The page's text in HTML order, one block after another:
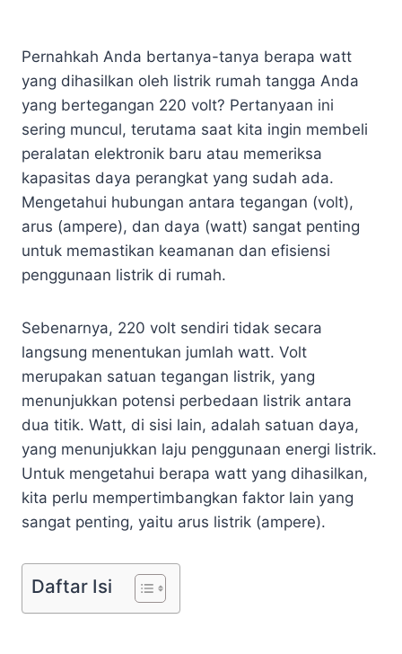
Pernahkah Anda bertanya-tanya berapa watt
yang dihasilkan oleh listrik rumah tangga Anda
yang bertegangan 220 volt? Pertanyaan ini
sering muncul, terutama saat kita ingin membeli
peralatan elektronik baru atau memeriksa
kapasitas daya perangkat yang sudah ada.
Mengetahui hubungan antara tegangan (volt),
arus (ampere), dan daya (watt) sangat penting
untuk memastikan keamanan dan efisiensi
penggunaan listrik di rumah.
Sebenarnya, 220 volt sendiri tidak secara
langsung menentukan jumlah watt. Volt
merupakan satuan tegangan listrik, yang
menunjukkan potensi perbedaan listrik antara
dua titik. Watt, di sisi lain, adalah satuan daya,
yang menunjukkan laju penggunaan energi listrik.
Untuk mengetahui berapa watt yang dihasilkan,
kita perlu mempertimbangkan faktor lain yang
sangat penting, yaitu arus listrik (ampere).
Daftar Isi